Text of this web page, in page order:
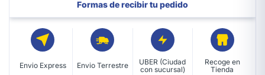
Formas de recibir tu pedido
Envio Express
Envio Terrestre
UBER (Ciudad
con sucursal)
Recoge en
Tienda